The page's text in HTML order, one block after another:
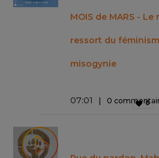
MOIS de MARS -
ressort du
misogynie
07:01 0 0